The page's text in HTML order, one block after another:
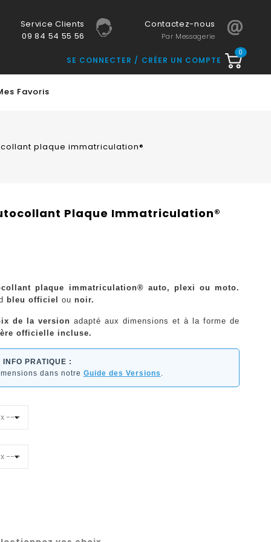
Service Clients
09 84 54 55 56
Contactez-nous
Par Messagerie
0
SE CONNECTER CRÉER UN COMPTE
Favoris
plaque immatriculation®
Plaque Immatriculation®
plaque immatriculation® auto, plexi ou moto.
bleu officiel ou noir.
de la version adapté aux dimensions et à la forme de
officielle incluse.
INFO PRATIQUE :
dans notre Guide des Versions